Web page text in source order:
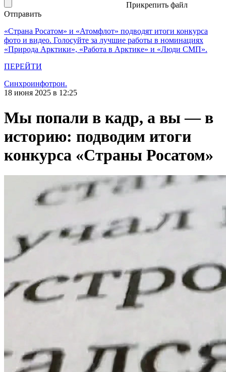
Прикрепить файл
Отправить
«Страна Росатом» и «Атомфлот» подводят итоги конкурса
фото и видео. Голосуйте за лучшие работы в номинациях
«Природа Арктики», «Работа в Арктике» и «Люди СМП».
ПЕРЕЙТИ
Синхроинфотрон.
18 июня 2025 в 12:25
Мы попали в кадр, а вы — в
историю: подводим итоги
конкурса «Страны Росатом»